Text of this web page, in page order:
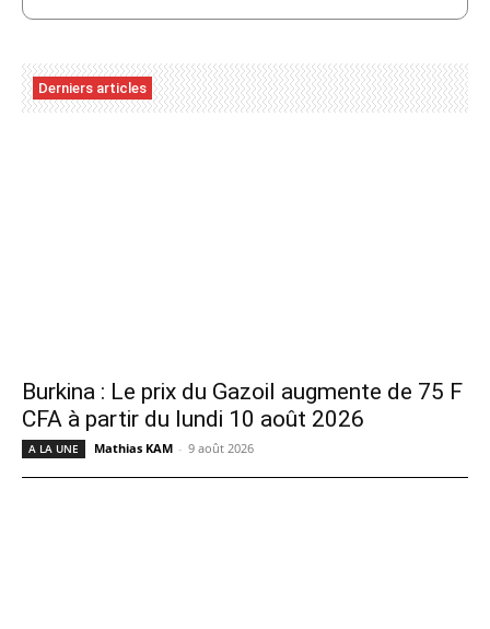
Derniers articles
Burkina : Le prix du Gazoil augmente de 75 F
CFA à partir du lundi 10 août 2026
A LA UNE Mathias KAM - 9 août 2026